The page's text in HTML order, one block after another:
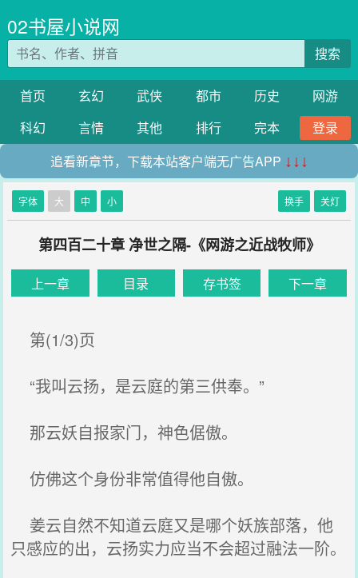
02书屋小说网
搜索
首页 玄幻 武侠 都市 历史
网游
科幻
言情 其他 排行 完本
登录
追看新章节，下载本站客户端无广告APP ↓↓↓
字体 大 中 小 换手 关灯
第四百二十章 净世之隔-《网游之近战牧师》
上一章 目录 存书签 下一章
第(1/3)页
“我叫云扬，是云庭的第三供奉。”
那云妖自报家门，神色倨傲。
仿佛这个身份非常值得他自傲。
姜云自然不知道云庭又是哪个妖族部落，他
只感应的出，云扬实力应当不会超过融法一阶。